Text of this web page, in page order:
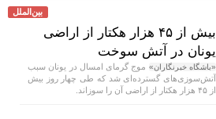
بین‌الملل
بیش از ۴۵ هزار هکتار از اراضی
یونان در آتش سوخت
«باشگاه خبرنگاران» موج گرمای امسال در یونان سبب
آتش‌سوزی‌های گسترده‌ای شد که طی چهار روز بیش
از ۴۵ هزار هکتار از اراضی آن را سوزاند.